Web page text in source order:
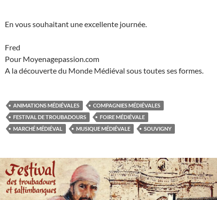
En vous souhaitant une excellente journée.
Fred
Pour Moyenagepassion.com
A la découverte du Monde Médiéval sous toutes ses formes.
ANIMATIONS MÉDIÉVALES
COMPAGNIES MÉDIÉVALES
FESTIVAL DE TROUBADOURS
FOIRE MÉDIÉVALE
MARCHÉ MÉDIÉVAL
MUSIQUE MÉDIÉVALE SOUVIGNY